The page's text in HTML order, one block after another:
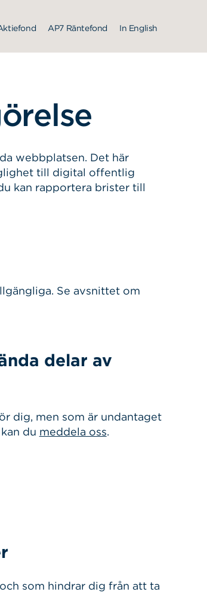
In English
AP7 Räntefond
webbplatsen. Det här
till digital offentlig
kan rapportera brister till
Se avsnittet om
delar av
dig, men som är undantaget
du meddela oss.
som hindrar dig från att ta